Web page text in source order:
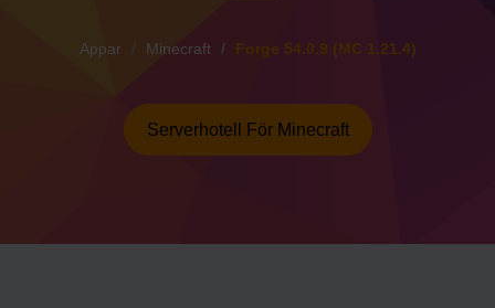
Appar Minecraft Forge 54.0.9 (MC 1.21.4)
Serverhotell För Minecraft